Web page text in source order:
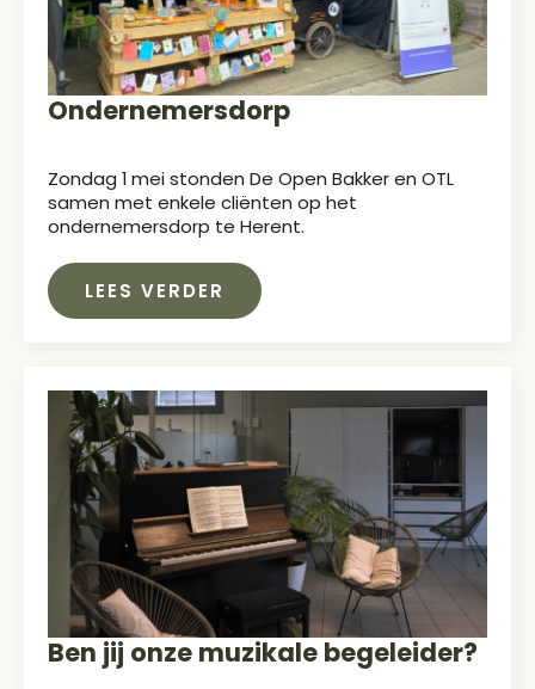
Ondernemersdorp
Zondag 1 mei stonden De Open Bakker en OTL
samen met enkele cliënten op het
ondernemersdorp te Herent.
LEES VERDER
Ben jij onze muzikale begeleider?